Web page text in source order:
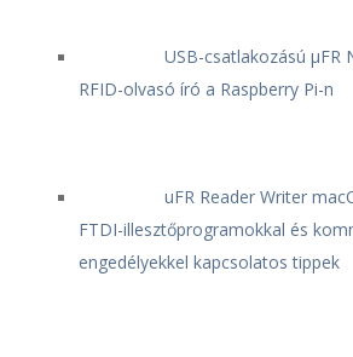
USB-csatlakozású μFR
RFID-olvasó író a Raspberry Pi-n
uFR Reader Writer
FTDI-illesztőprogramokkal és
engedélyekkel kapcsolatos tippek